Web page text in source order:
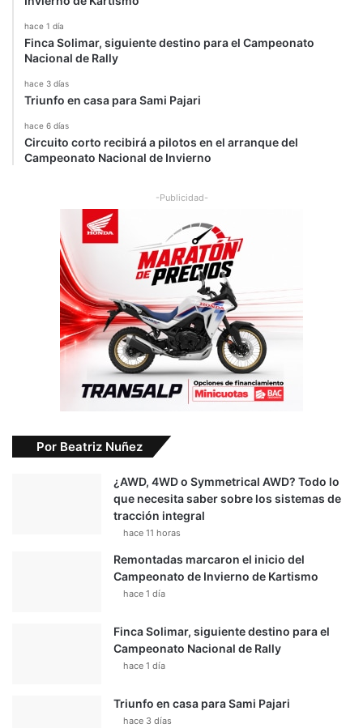
hace 1 día
Finca Solimar, siguiente destino para el Campeonato
Nacional de Rally
hace 3 días
Triunfo en casa para Sami Pajari
hace 6 días
Circuito corto recibirá a pilotos en el arranque del
Campeonato Nacional de Invierno
-Publicidad-
Por Beatriz Nuñez
¿AWD, 4WD o Symmetrical AWD? Todo lo
que necesita saber sobre los sistemas de
tracción integral
hace 11 horas
Remontadas marcaron el inicio del
Campeonato de Invierno de Kartismo
hace 1 día
Finca Solimar, siguiente destino para el
Campeonato Nacional de Rally
hace 1 día
Triunfo en casa para Sami Pajari
hace 3 días